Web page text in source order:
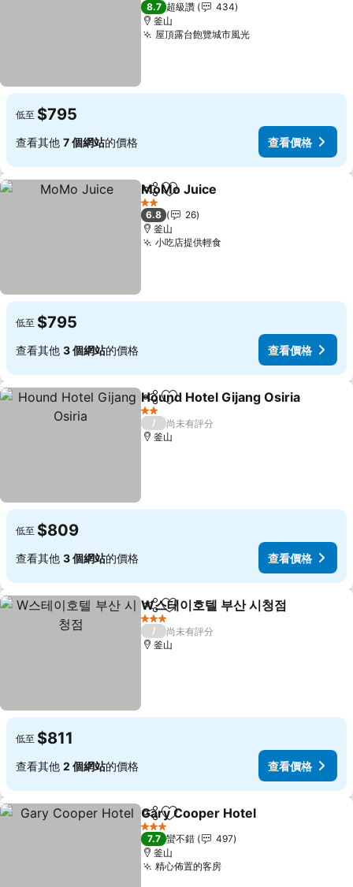
8.7 超級讚
434
釜山
屋頂露台飽覽城市風光查看價格
低至 $795
查看其他 7 個網站的價格 查看價格
分享 加入我的最愛
MoMo Juice
2 星級
6.8
26
釜山
小吃店提供輕食查看價格
低至 $795
查看其他 3 個網站的價格 查看價格
分享 加入我的最愛
Hound Hotel Gijang Osiria
2 星級
/
尚未有評分
釜山
低至 $809
查看其他 3 個網站的價格 查看價格
分享 加入我的最愛
W스테이호텔 부산 시청점
3 星級
/
尚未有評分
釜山
低至 $811
查看其他 2 個網站的價格 查看價格
分享 加入我的最愛
Gary Cooper Hotel
3 星級
7.7 蠻不錯
497
釜山
精心佈置的客房查看價格